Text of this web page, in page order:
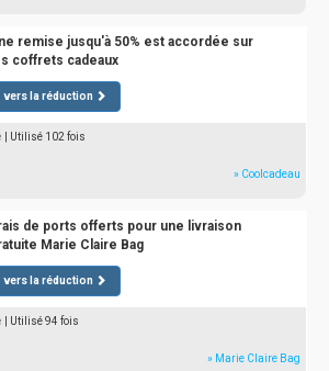
remise jusqu'à 50% est accordée sur
coffrets cadeaux
vers la réduction
| Utilisé 102 fois
» Coolcadeau
de ports offerts pour une livraison
Marie Claire Bag
vers la réduction
| Utilisé 94 fois
» Marie Claire Bag